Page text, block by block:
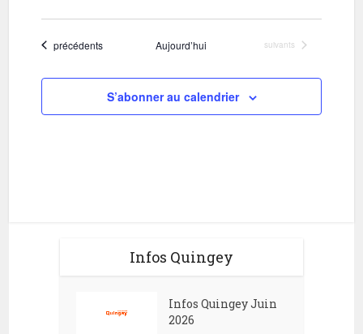
t
s
Évènements
précédents Aujourd’hui Évènements
suivants
S’abonner au calendrier
Infos Quingey
Infos Quingey Juin
2026